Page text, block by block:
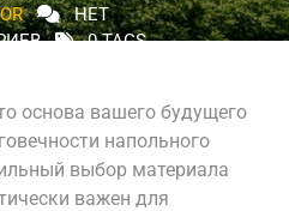
НЕТ
0 TAGS
основа вашего будущего
напольного
выбор материала
важен для